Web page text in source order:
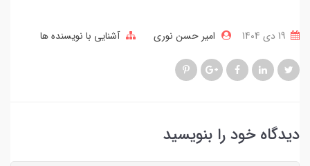
امیر حسن نوری آشنایی با نویسنده ها
دیدگاه خود را بنویسید